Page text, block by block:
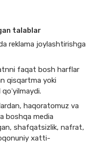
talablar
reklama joylashtirishga
faqat bosh harflar
qisqartma yoki
haqoratomuz va
boshqa media
shafqatsizlik, nafrat,
xatti-